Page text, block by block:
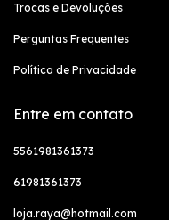
Trocas e Devoluções
Perguntas Frequentes
Política de Privacidade
Entre em contato
5561981361373
61981361373
loja.raya@hotmail.com